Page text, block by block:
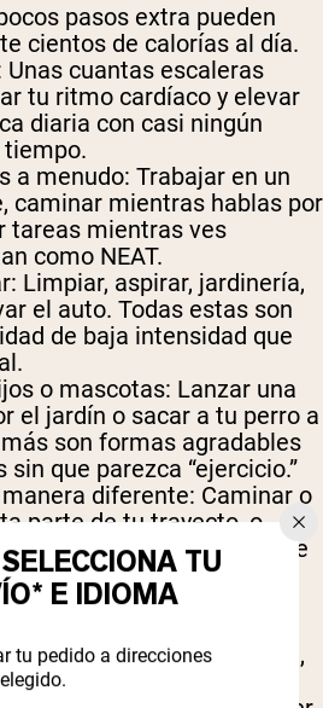
pasos extra pueden
cientos de calorías al día.
Unas cuantas escaleras
tu ritmo cardíaco y elevar
diaria con casi ningún
a menudo: Trabajar en un
caminar mientras hablas por
tareas mientras ves
como NEAT.
Limpiar, aspirar, jardinería,
el auto. Todas estas son
de baja intensidad que
o mascotas: Lanzar una
el jardín o sacar a tu perro a
son formas agradables
que parezca “ejercicio.”
diferente: Caminar o
parte de tu trayecto, o
una parada antes, puede
de incorporar más
de postura:
como golpear el pie,
en el asiento o
TU
E IDIOMA
tu pedido a direcciones